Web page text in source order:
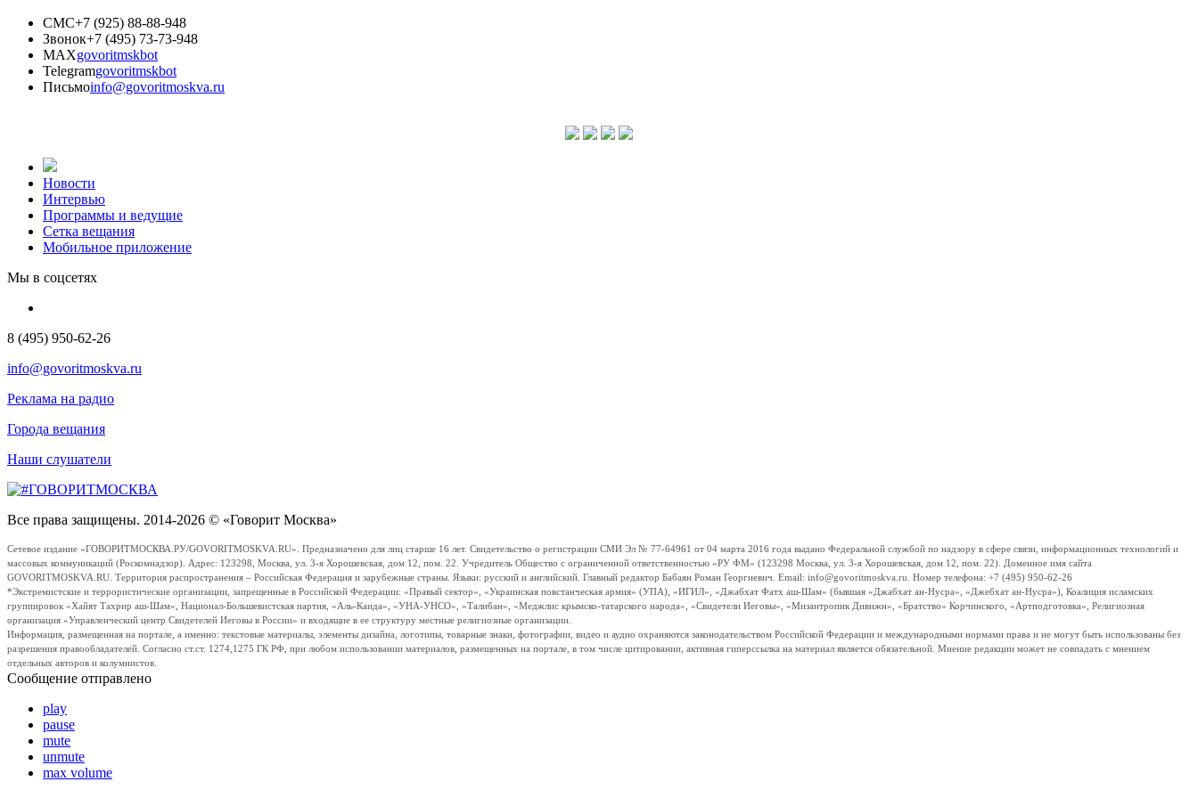
СМС+7 (925) 88-88-948
Звонок+7 (495) 73-73-948
MAXgovoritmskbot
Telegramgovoritmskbot
Письмоinfo@govoritmoskva.ru
Новости
Интервью
Программы и ведущие
Сетка вещания
Мобильное приложение
Мы в соцсетях
8 (495) 950-62-26
info@govoritmoskva.ru
Реклама на радио
Города вещания
Наши слушатели
Все права защищены. 2014-2026 © «Говорит Москва»
Сетевое издание «ГОВОРИТМОСКВА.РУ/GOVORITMOSKVA.RU». Предназначено для лиц старше 16 лет. Свидетельство о регистрации СМИ Эл № 77-64961 от 04 марта 2016 года выдано Федеральной службой по надзору в сфере связи, информационных технологий и
массовых коммуникаций (Роскомнадзор). Адрес: 123298, Москва, ул. 3-я Хорошевская, дом 12, пом. 22. Учредитель Общество с ограниченной ответственностью «РУ ФМ» (123298 Москва, ул. 3-я Хорошевская, дом 12, пом. 22). Доменное имя сайта
GOVORITMOSKVA.RU. Территория распространения – Российская Федерация и зарубежные страны. Языки: русский и английский. Главный редактор Бабаян Роман Георгиевич. Email: info@govoritmoskva.ru. Номер телефона: +7 (495) 950-62-26
*Экстремистские и террористические организации, запрещенные в Российской Федерации: «Правый сектор», «Украинская повстанческая армия» (УПА), «ИГИЛ», «Джабхат Фатх аш-Шам» (бывшая «Джабхат ан-Нусра», «Джебхат ан-Нусра»), Коалиция исламских
группировок «Хайят Тахрир аш-Шам», Национал-Большевистская партия, «Аль-Каида», «УНА-УНСО», «Талибан», «Меджлис крымско-татарского народа», «Свидетели Иеговы», «Мизантропик Дивижн», «Братство» Корчинского, «Артподготовка», Религиозная
организация «Управленческий центр Свидетелей Иеговы в России» и входящие в ее структуру местные религиозные организации.
Информация, размещенная на портале, а именно: текстовые материалы, элементы дизайна, логотипы, товарные знаки, фотографии, видео и аудио охраняются законодательством Российской Федерации и международными нормами права и не могут быть использованы без
разрешения правообладателей. Согласно ст.ст. 1274,1275 ГК РФ, при любом использовании материалов, размещенных на портале, в том числе цитировании, активная гиперссылка на материал является обязательной. Мнение редакции может не совпадать с мнением
отдельных авторов и колумнистов.
Сообщение отправлено
play
pause
mute
unmute
max volume